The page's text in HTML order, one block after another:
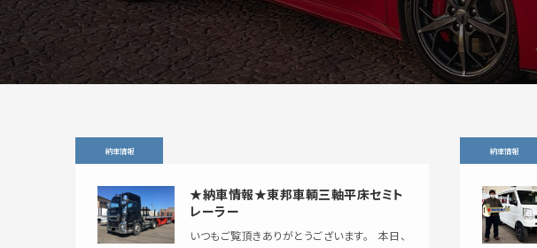
納車情報
★納車情報★東邦車輌三軸平床セミト
レーラー
いつもご覧頂きありがとうございます。 本日、
納車情報